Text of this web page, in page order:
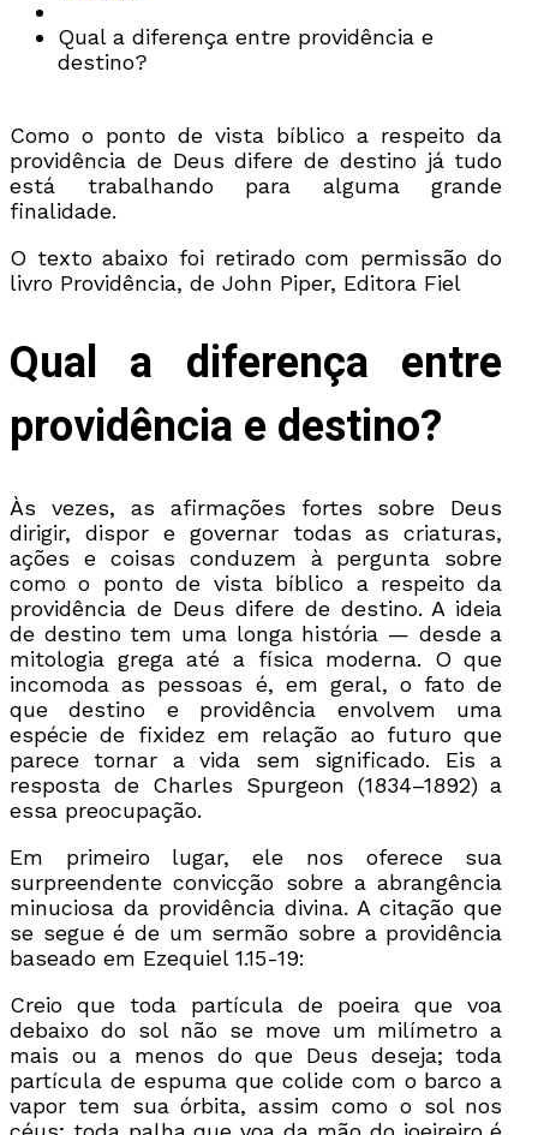
Qual a diferença entre providência e
destino?
Como o ponto de vista bíblico a respeito da
providência de Deus difere de destino já tudo
está trabalhando para alguma grande
finalidade.
O texto abaixo foi retirado com permissão do
livro Providência, de John Piper, Editora Fiel
Qual a diferença entre
providência e destino?
Às vezes, as afirmações fortes sobre Deus
dirigir, dispor e governar todas as criaturas,
ações e coisas conduzem à pergunta sobre
como o ponto de vista bíblico a respeito da
providência de Deus difere de destino. A ideia
de destino tem uma longa história — desde a
mitologia grega até a física moderna. O que
incomoda as pessoas é, em geral, o fato de
que destino e providência envolvem uma
espécie de fixidez em relação ao futuro que
parece tornar a vida sem significado. Eis a
resposta de Charles Spurgeon (1834–1892) a
essa preocupação.
Em primeiro lugar, ele nos oferece sua
surpreendente convicção sobre a abrangência
minuciosa da providência divina. A citação que
se segue é de um sermão sobre a providência
baseado em Ezequiel 1.15-19:
Creio que toda partícula de poeira que voa
debaixo do sol não se move um milímetro a
mais ou a menos do que Deus deseja; toda
partícula de espuma que colide com o barco a
vapor tem sua órbita, assim como o sol nos